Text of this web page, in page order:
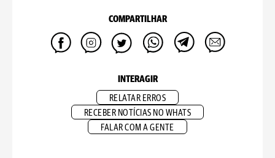
COMPARTILHAR
INTERAGIR
RELATAR ERROS
RECEBER NOTÍCIAS NO WHATS
FALAR COM A GENTE